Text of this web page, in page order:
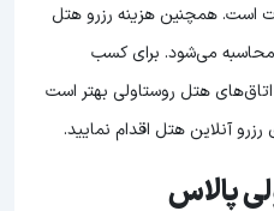
است. همچنین هزینه رزرو هتل
می‌شود. برای کسب
اتاق‌های هتل روستاولی بهتر است
آنلاین هتل اقدام نمایید.
پالاس